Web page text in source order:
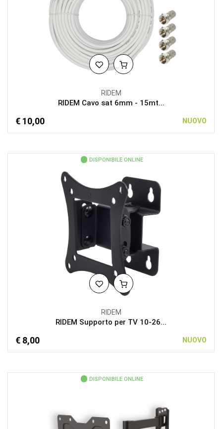
RIDEM
RIDEM Cavo sat 6mm - 15mt...
€ 10,00 NUOVO
DISPONIBILE ONLINE
RIDEM
RIDEM Supporto per TV 10-26...
€ 8,00 NUOVO
DISPONIBILE ONLINE